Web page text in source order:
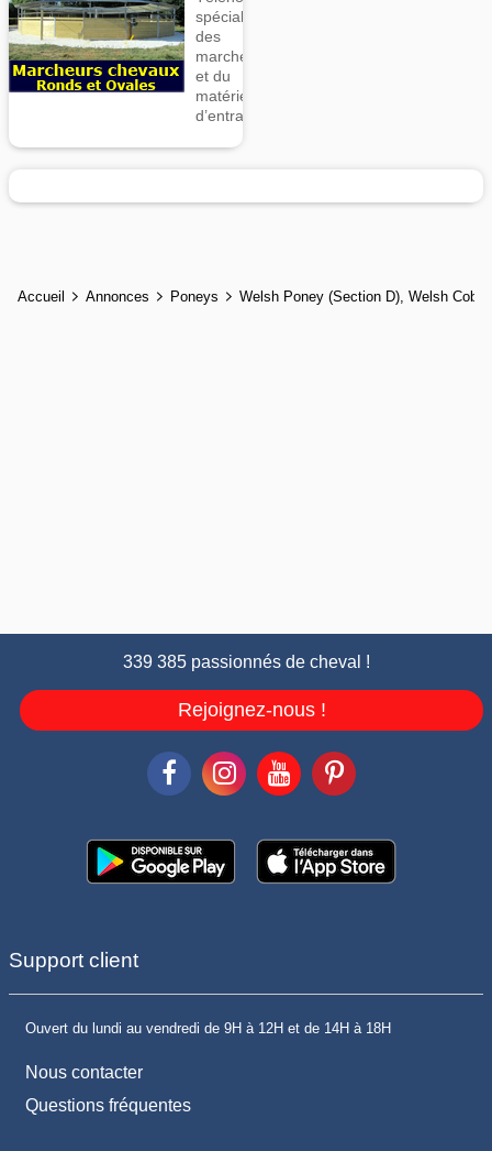
spécialiste
des
marcheurs
et du
matériel
d’entrainement
Accueil Annonces Poneys Welsh Poney (Section D), Welsh Cob
339 385 passionnés de cheval !
Rejoignez-nous !
Support client
Ouvert du lundi au vendredi de 9H à 12H et de 14H à 18H
Nous contacter
Questions fréquentes